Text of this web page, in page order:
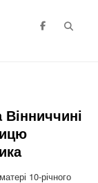
10-річного